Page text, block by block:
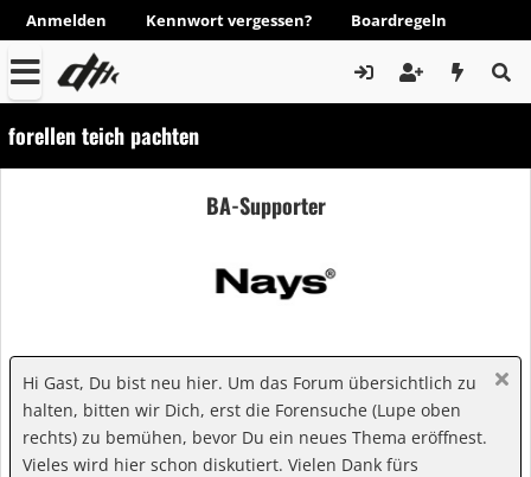
Anmelden Kennwort vergessen? Boardregeln
forellen teich pachten
BA-Supporter
Hi Gast, Du bist neu hier. Um das Forum übersichtlich zu
halten, bitten wir Dich, erst die Forensuche (Lupe oben
rechts) zu bemühen, bevor Du ein neues Thema eröffnest.
Vieles wird hier schon diskutiert. Vielen Dank fürs